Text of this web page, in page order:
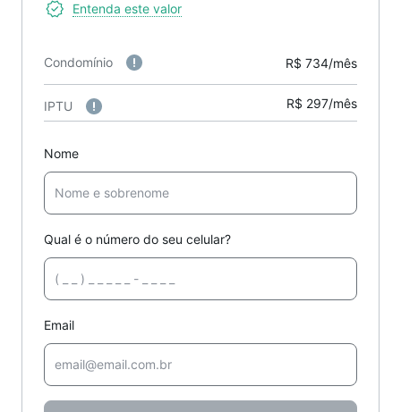
Entenda este valor
Condomínio R$ 734/mês
IPTU R$ 297/mês
Nome
Qual é o número do seu celular?
Email